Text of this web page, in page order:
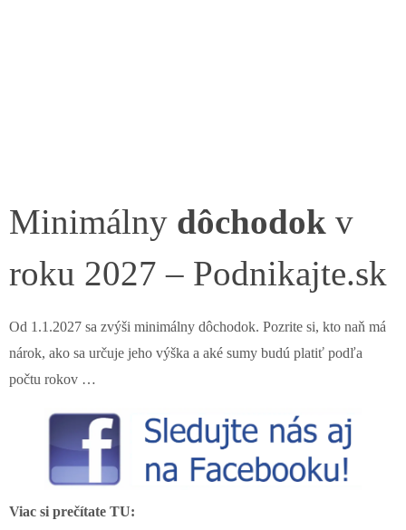
Minimálny dôchodok v
roku 2027 – Podnikajte.sk
Od 1.1.2027 sa zvýši minimálny dôchodok. Pozrite si, kto naň má
nárok, ako sa určuje jeho výška a aké sumy budú platiť podľa
počtu rokov …
Viac si prečítate TU: